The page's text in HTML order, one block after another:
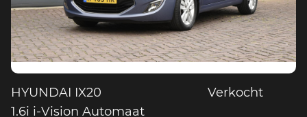
HYUNDAI IX20
1.6i i-Vision Automaat
Verkocht